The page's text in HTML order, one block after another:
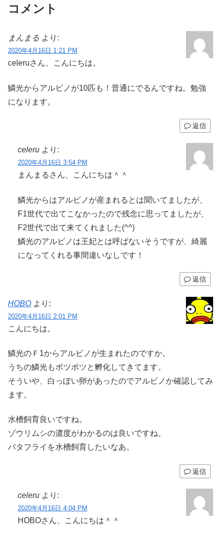
コメント
まんまる より:
2020年4月16日 1:21 PM
celeruさん、こんにちは。
鱗光からアルビノが10匹も！普通にでるんですね。勉強
になります。
返信
celeru より:
2020年4月16日 3:54 PM
まんまるさん、こんにちは＾＾
鱗光からはアルビノが産まれるとは聞いてましたが、
F1世代で出てこなかったので残念に思ってましたが、
F2世代で出て来てくれました(^^)
鱗光のアルビノは王妃とは呼ばないそうですが、綺麗
になってくれる事間違いなしです！
返信
HOBO より:
2020年4月16日 2:01 PM
こんにちは。
鱗光のＦ1からアルビノが生まれたのですか。
うちの鱗光もボツボツと孵化してきてます。
そういや、白っぽい卵があったのでアルビノか確認してみ
ます。
水槽飼育良いですね。
ゾウリムシの濃度がわかるのは良いですね。
バタフライを水槽飼育したいなあ。
返信
celeru より:
2020年4月16日 4:04 PM
HOBOさん、こんにちは＾＾